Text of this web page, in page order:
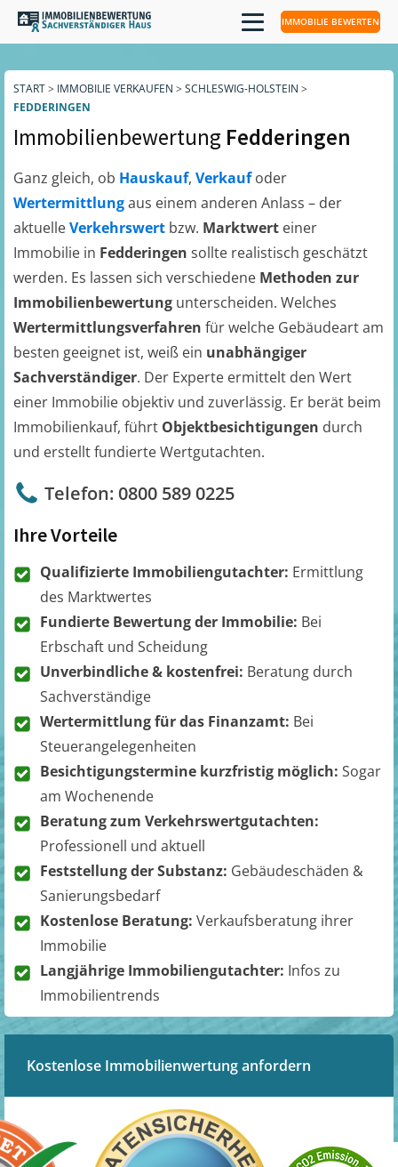
IMMOBILIE BEWERTEN
START> IMMOBILIE VERKAUFEN > SCHLESWIG-HOLSTEIN >
FEDDERINGEN
Immobilienbewertung Fedderingen
Ganz gleich, ob Hauskauf, Verkaufoder
Wertermittlungaus einem anderen Anlass – der
aktuelleVerkehrswert bzw. Marktwert einer
Immobilie in Fedderingen sollte realistisch geschätzt
werden. Es lassen sich verschiedene Methoden zur
Immobilienbewertung unterscheiden. Welches
Wertermittlungsverfahren für welche Gebäudeart am
besten geeignet ist, weiß ein unabhängiger
Sachverständiger. Der Experte ermittelt den Wert
einer Immobilie objektiv und zuverlässig. Er berät beim
Immobilienkauf, führt Objektbesichtigungen durch
und erstellt fundierte Wertgutachten.
Telefon: 0800 589 0225
Ihre Vorteile
Qualifizierte Immobiliengutachter: Ermittlung
des Marktwertes
Fundierte Bewertung der Immobilie: Bei
Erbschaft und Scheidung
Unverbindliche & kostenfrei: Beratung durch
Sachverständige
Wertermittlung für das Finanzamt: Bei
Steuerangelegenheiten
Besichtigungstermine kurzfristig möglich: Sogar
am Wochenende
Beratung zum Verkehrswertgutachten:
Professionell und aktuell
Feststellung der Substanz: Gebäudeschäden &
Sanierungsbedarf
Kostenlose Beratung: Verkaufsberatung ihrer
Immobilie
Langjährige Immobiliengutachter: Infos zu
Immobilientrends
Kostenlose Immobilienwertung anfordern